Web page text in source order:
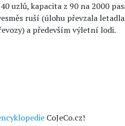
uzlů, kapacita z 90 na 2000
ruší (úlohu převzala
a především výletní lodi.
CoJeCo.cz!